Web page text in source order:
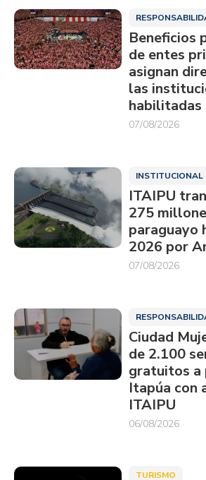
Beneficios
de entes
asignan
las
habilitadas
07/08/2026
INSTITUCIONAL
ITAIPU
275
paraguayo
2026 por
07/08/2026
Ciudad
de 2.100
gratuitos a
Itapúa con
ITAIPU
06/08/2026
TURISMO